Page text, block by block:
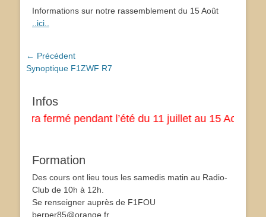
Informations sur notre rassemblement du 15 Août
..ici..
Navigation
de
← Précédent
Article
Synoptique F1ZWF R7
Infos
fermé pendant l’été du 11 juillet au 15 Aout
Formation
Des cours ont lieu tous les samedis matin au Radio-
Club de 10h à 12h.
Se renseigner auprès de F1FOU
berper85@orange.fr